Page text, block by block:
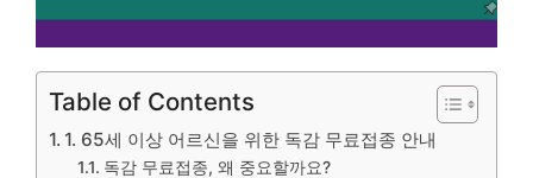
Table of Contents
1. 65세 이상 어르신을 위한 독감 무료접종 안내
독감 무료접종, 왜 중요할까요?